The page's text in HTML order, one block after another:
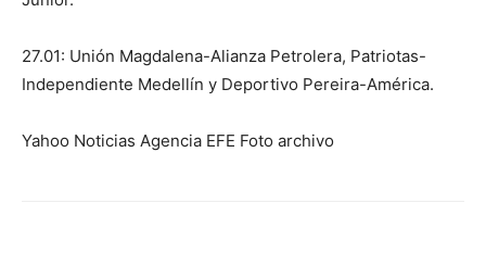
27.01: Unión Magdalena-Alianza Petrolera, Patriotas-
Independiente Medellín y Deportivo Pereira-América.
Yahoo Noticias Agencia EFE Foto archivo